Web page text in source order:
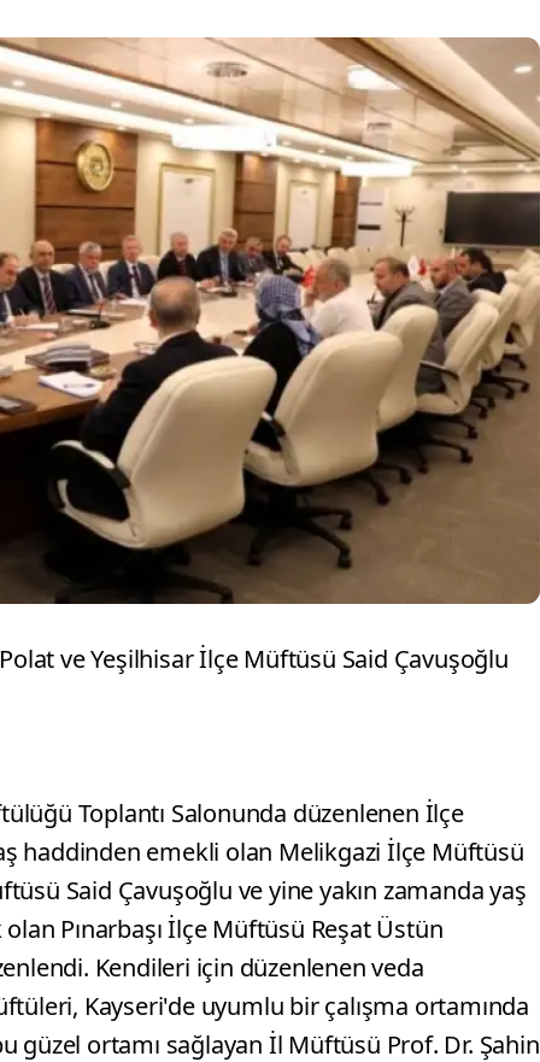
ve Yeşilhisar İlçe Müftüsü Said Çavuşoğlu
Toplantı Salonunda düzenlenen İlçe
haddinden emekli olan Melikgazi İlçe Müftüsü
Said Çavuşoğlu ve yine yakın zamanda yaş
Pınarbaşı İlçe Müftüsü Reşat Üstün
Kendileri için düzenlenen veda
Kayseri'de uyumlu bir çalışma ortamında
güzel ortamı sağlayan İl Müftüsü Prof. Dr. Şahin